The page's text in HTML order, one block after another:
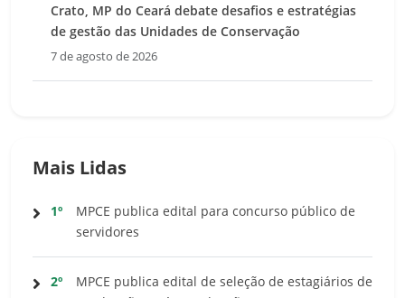
Crato, MP do Ceará debate desafios e estratégias
de gestão das Unidades de Conservação
7 de agosto de 2026
Mais Lidas
1º
MPCE publica edital para concurso público de
servidores
2º
MPCE publica edital de seleção de estagiários de